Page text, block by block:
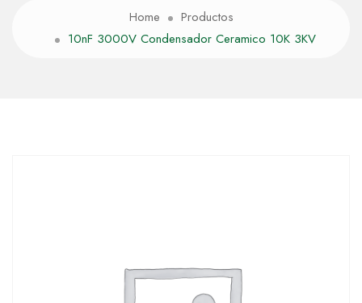
Home
Productos
10nF 3000V Condensador Ceramico 10K 3KV